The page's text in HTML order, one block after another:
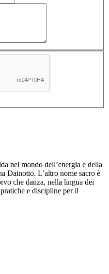
nel mondo dell’energia e della
Dainotto. L’altro nome sacro è
che danza, nella lingua dei
e discipline per il